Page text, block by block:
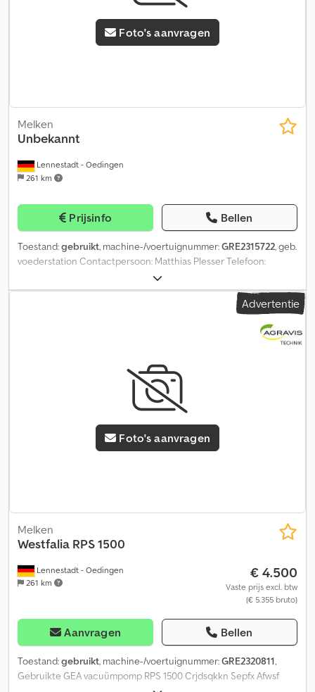
Foto's aanvragen
Lennestadt - Oedingen
261 km
Melken
Unbekannt
Prijsinfo Bellen
Toestand:gebruikt, machine-/voertuignummer:GRE2315722, geb.
voederstation Contactpersoon: Matthias Plesser Telefoon:
Advertentie
Foto's aanvragen
Lennestadt - Oedingen
261 km
Melken
Westfalia RPS 1500
€ 4.500
Vaste prijs excl. btw
(€ 5.355 bruto)
Aanvragen Bellen
Toestand:gebruikt, machine-/voertuignummer:GRE2320811,
Gebruikte GEA vacuümpomp RPS 1500 Crjdsqkkn Sepfx Afwsf